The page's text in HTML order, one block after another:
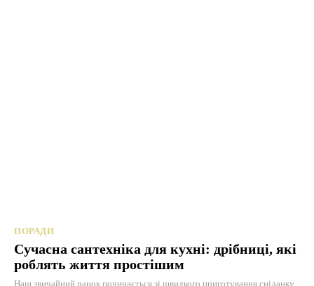
ПОРАДИ
Сучасна сантехніка для кухні: дрібниці, які
роблять життя простішим
Наш звичайний ранок починається зі швидкого приготування сніданку.